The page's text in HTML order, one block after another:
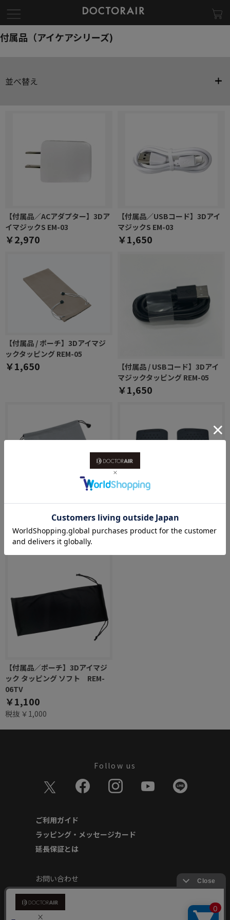
付属品（アイケアシリーズ)
並べ替え
【付属品／ACアダプター】3Dア
イマジックS EM-03
￥2,970
【付属品／USBコード】3Dアイ
マジックS EM-03
￥1,650
【付属品 / ポーチ】3Dアイマジ
ックタッピング REM-05
￥1,650
【付属品 / USBコード】3Dアイ
マジックタッピング REM-05
￥1,650
【付属品 / ポーチ】3Dアイマジ
ック REM-04
￥1,650
【付属品 / マルチピンホール】
3Dアイマジック REM-04
￥1,100
【付属品／ポーチ】3Dアイマジ
ック タッピング ソフト REM-
06TV
￥1,100
税抜 ￥1,000
Follow us
ご利用ガイド
ラッピング・メッセージカード
延長保証とは
お問い合わせ
個人情報の取り扱いについて
特定商取引に基づく表記